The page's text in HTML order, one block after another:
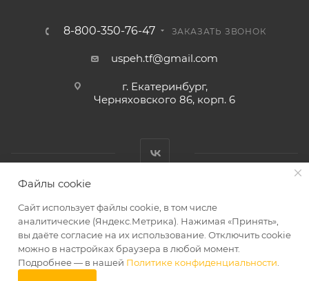
8-800-350-76-47 ЗАКАЗАТЬ ЗВОНОК
uspeh.tf@gmail.com
г. Екатеринбург,
Черняховского 86, корп. 6​
2026 © ТД «Успех»
Файлы cookie
Сайт использует файлы cookie, в том числе
аналитические (Яндекс.Метрика). Нажимая «Принять»,
вы даёте согласие на их использование. Отключить cookie
можно в настройках браузера в любой момент.
Подробнее — в нашей Политике конфиденциальности